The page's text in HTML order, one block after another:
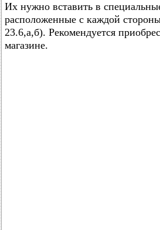
Их нужно вставить в
расположенные с каждой
23.6,а,б). Рекомендуется
магазине.